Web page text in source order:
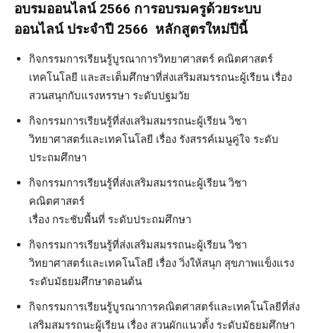
อบรมออนไลน์ 2566 การอบรมครูด้วยระบบ
ออนไลน์ ประจำปี 2566 หลักสูตรใหม่ปีนี้
กิจกรรมการเรียนรู้บูรณาการวิทยาศาสตร์ คณิตศาสตร์
เทคโนโลยี และสะเต็มศึกษาที่ส่งเสริมสมรรถนะผู้เรียน เรื่อง
สวนสนุกกับแรงหรรษา ระดับปฐมวัย
กิจกรรมการเรียนรู้ที่ส่งเสริมสมรรถนะผู้เรียน วิชา
วิทยาศาสตร์และเทคโนโลยี เรื่อง รังสรรค์เมนูคู่ใจ ระดับ
ประถมศึกษา
กิจกรรมการเรียนรู้ที่ส่งเสริมสมรรถนะผู้เรียน วิชา
คณิตศาสตร์
เรื่อง กระชับพื้นที่ ระดับประถมศึกษา
กิจกรรมการเรียนรู้ที่ส่งเสริมสมรรถนะผู้เรียน วิชา
วิทยาศาสตร์และเทคโนโลยี เรื่อง วิ่งให้สนุก สุขภาพแข็งแรง
ระดับมัธยมศึกษาตอนต้น
กิจกรรมการเรียนรู้บูรณาการคณิตศาสตร์และเทคโนโลยีที่ส่ง
เสริมสมรรถนะผู้เรียน เรื่อง สวนผักแนวตั้ง ระดับมัธยมศึกษา